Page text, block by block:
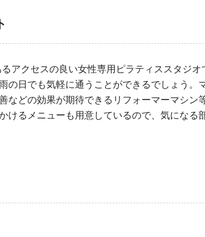
アクセスの良い女性専用ピラティススタジオ
の日でも気軽に通うことができるでしょう。
などの効果が期待できるリフォーマーマシン
けるメニューも用意しているので、気になる